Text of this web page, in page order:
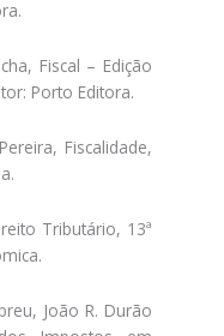
Fiscal – Edição
Porto Editora.
Fiscalidade,
Tributário, 13ª
João R. Durão